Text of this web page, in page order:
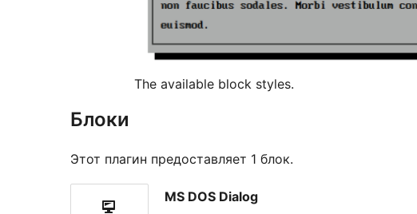
The available block styles.
Блоки
Этот плагин предоставляет 1 блок.
MS DOS Dialog